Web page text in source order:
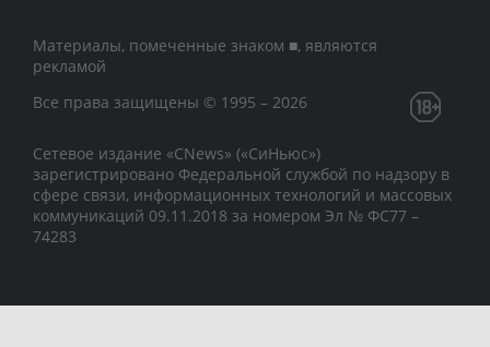
Материалы, помеченные знаком ■, являются
рекламой
Все права защищены © 1995 – 2026
Сетевое издание «CNews» («СиНьюс»)
зарегистрировано Федеральной службой по надзору в
сфере связи, информационных технологий и массовых
коммуникаций 09.11.2018 за номером Эл № ФС77 –
74283